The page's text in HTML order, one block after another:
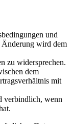
und
Änderung wird dem
zu widersprechen.
dem
mit
verbindlich, wenn